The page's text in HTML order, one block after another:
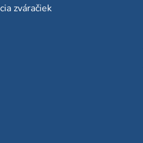
zváračiek